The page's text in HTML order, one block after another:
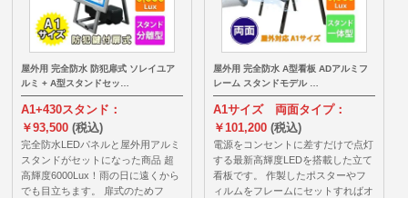
屋外用 完全防水 防犯扉式 ソレイユア
ルミ + A型スタンドセッ…
A1+430スタンド：
￥93,500(税込)
完全防水LEDパネルと屋外用アルミ
スタンドがセットになった商品 超
高輝度6000Lux！雨の日に遠くから
でも目立ちます。 扉式のためフ
屋外用 完全防水 A型看板 ADアルミフ
レーム スタンドモデル …
A1サイズ 両面タイプ：
￥101,200 (税込)
電源をコンセントに差すだけで点灯
する最新高輝度LEDを搭載した立て
看板です。 作製したポスターやフ
ィルムをフレームにセットすればオ